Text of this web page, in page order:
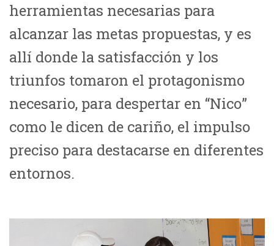
herramientas necesarias para
alcanzar las metas propuestas, y es
allí donde la satisfacción y los
triunfos tomaron el protagonismo
necesario, para despertar en “Nico”
como le dicen de cariño, el impulso
preciso para destacarse en diferentes
entornos.